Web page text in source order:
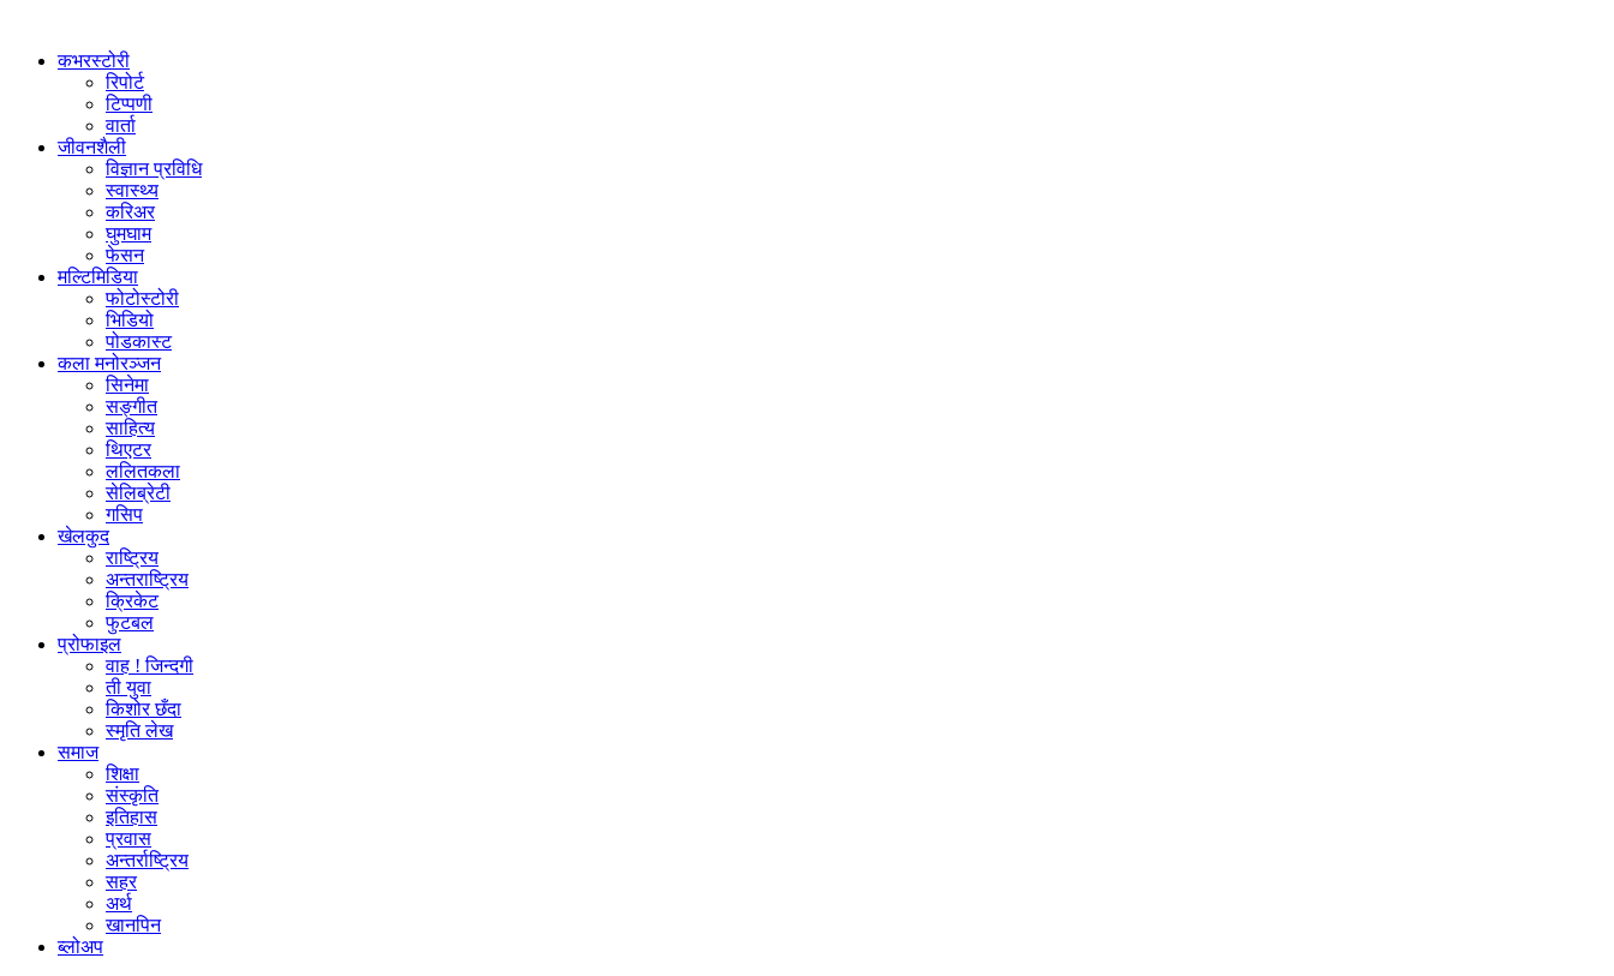
कभरस्टोरी
रिपोर्ट
टिप्पणी
वार्ता
जीवनशैली
विज्ञान प्रविधि
स्वास्थ्य
करिअर
घुमघाम
फेसन
मल्टिमिडिया
फोटोस्टोरी
भिडियो
पोडकास्ट
कला मनोरञ्जन
सिनेमा
सङ्गीत
साहित्य
थिएटर
ललितकला
सेलिब्रेटी
गसिप
खेलकुद
राष्ट्रिय
अन्तराष्ट्रिय
क्रिकेट
फुटबल
प्रोफाइल
वाह ! जिन्दगी
ती युवा
किशोर छँदा
स्मृति लेख
समाज
शिक्षा
संस्कृति
इतिहास
प्रवास
अन्तर्राष्ट्रिय
सहर
अर्थ
खानपिन
ब्लोअप